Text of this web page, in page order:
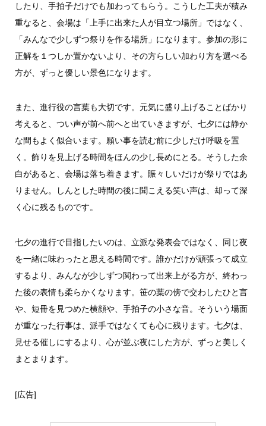
したり、手拍子だけでも加わってもらう。こうした工夫が積み
重なると、会場は「上手に出来た人が目立つ場所」ではなく、
「みんなで少しずつ祭りを作る場所」になります。参加の形に
正解を１つしか置かないより、その方らしい加わり方を選べる
方が、ずっと優しい景色になります。
また、進行役の言葉も大切です。元気に盛り上げることばかり
考えると、つい声が前へ前へと出ていきますが、七夕には静か
な間もよく似合います。願い事を読む前に少しだけ呼吸を置
く。飾りを見上げる時間をほんの少し長めにとる。そうした余
白があると、会場は落ち着きます。賑々しいだけが祭りではあ
りません。しんとした時間の後に聞こえる笑い声は、却って深
く心に残るものです。
七夕の進行で目指したいのは、立派な発表会ではなく、同じ夜
を一緒に味わったと思える時間です。誰かだけが頑張って成立
するより、みんなが少しずつ関わって出来上がる方が、終わっ
た後の表情も柔らかくなります。笹の葉の傍で交わしたひと言
や、短冊を見つめた横顔や、手拍子の小さな音。そういう場面
が重なった行事は、派手ではなくても心に残ります。七夕は、
見せる催しにするより、心が並ぶ夜にした方が、ずっと美しく
まとまります。
[広告]